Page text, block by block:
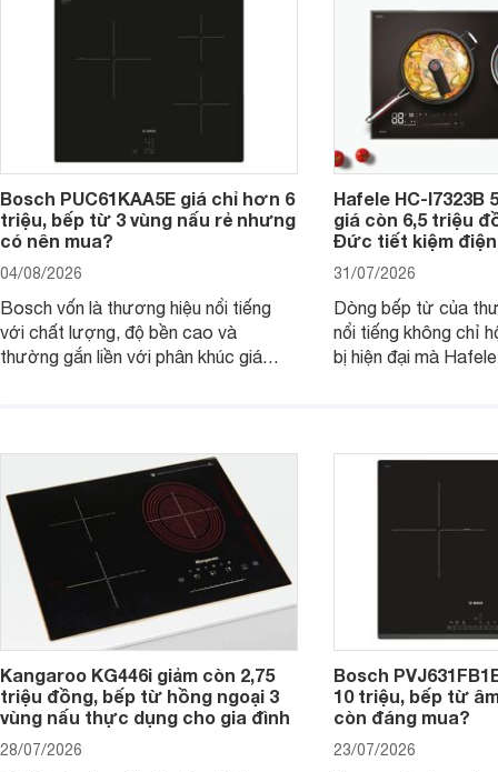
Bosch PUC61KAA5E giá chỉ hơn 6
triệu, bếp từ 3 vùng nấu rẻ nhưng
có nên mua?
04/08/2026
Bosch vốn là thương hiệu nổi tiếng
với chất lượng, độ bền cao và
thường gắn liền với phân khúc giá
đơn vị phân phối với mức giá khá dễ
tiếp cận, thu hút sự quan tâm của
nhiều người tiêu dùng.
Hafele HC-I7323B
giá còn 6,5 triệu
Đức tiết kiệm
31/07/2026
Dòng bếp từ của
nổi tiếng không chỉ
bị hiện đại mà
gia đình.
Kangaroo KG446i giảm còn 2,75
triệu đồng, bếp từ hồng ngoại 3
vùng nấu thực dụng cho gia đình
28/07/2026
Bosch
10 triệu, bếp từ
còn đáng mua?
23/07/2026